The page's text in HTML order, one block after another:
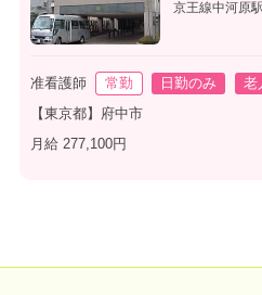
京王線中河原
准看護師 常勤 日勤のみ
老
【東京都】府中市
月給 277,100円